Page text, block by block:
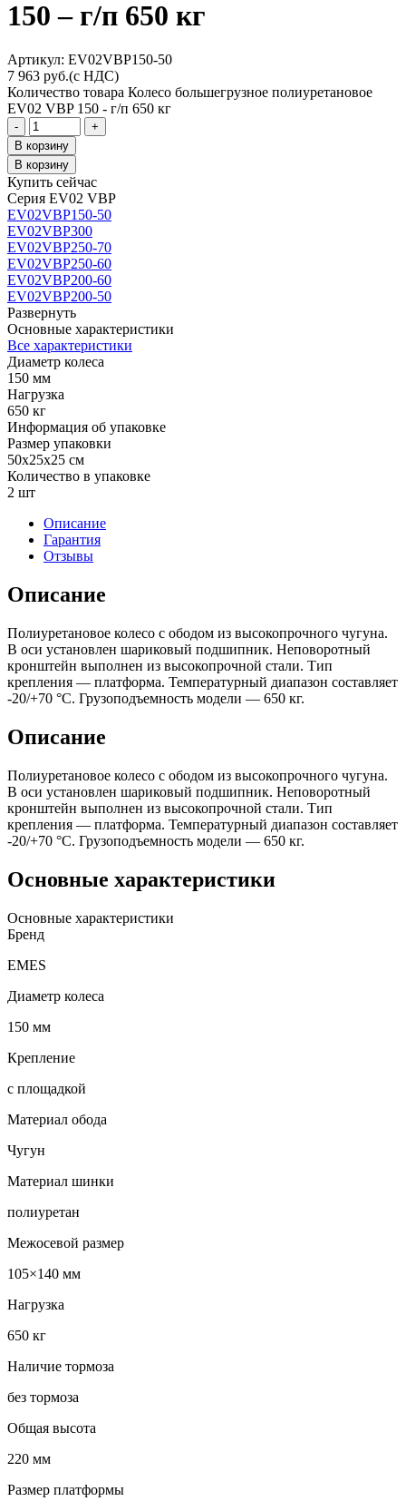
150 – г/п 650 кг
Aртикул: EV02VBP150-50
7 963 руб.(с НДС)
Количество товара Колесо большегрузное полиуретановое
EV02 VBP 150 - г/п 650 кг
-
+
В корзину
В корзину
Купить сейчас
Серия EV02 VBP
EV02VBP150-50
EV02VBP300
EV02VBP250-70
EV02VBP250-60
EV02VBP200-60
EV02VBP200-50
Развернуть
Основные характеристики
Все характеристики
Диаметр колеса
150 мм
Нагрузка
650 кг
Информация об упаковке
Размер упаковки
50x25x25 см
Количество в упаковке
2 шт
Описание
Гарантия
Отзывы
Описание
Полиуретановое колесо с ободом из высокопрочного чугуна.
В оси установлен шариковый подшипник. Неповоротный
кронштейн выполнен из высокопрочной стали. Тип
крепления — платформа. Температурный диапазон составляет
-20/+70 °С. Грузоподъемность модели — 650 кг.
Описание
Полиуретановое колесо с ободом из высокопрочного чугуна.
В оси установлен шариковый подшипник. Неповоротный
кронштейн выполнен из высокопрочной стали. Тип
крепления — платформа. Температурный диапазон составляет
-20/+70 °С. Грузоподъемность модели — 650 кг.
Основные характеристики
Основные характеристики
Бренд
EMES
Диаметр колеса
150 мм
Крепление
с площадкой
Материал обода
Чугун
Материал шинки
полиуретан
Межосевой размер
105×140 мм
Нагрузка
650 кг
Наличие тормоза
без тормоза
Общая высота
220 мм
Размер платформы